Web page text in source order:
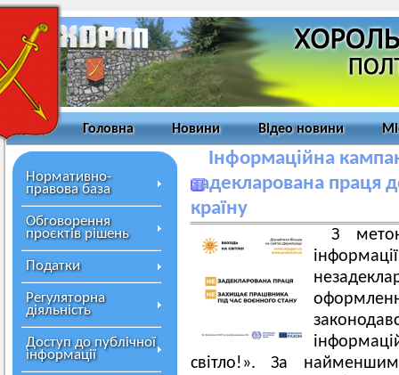
Головна Новини Відео новини
Нормативно-
правова база
Обговорення
проєктів рішень
Податки
Регуляторна
діяльність
Доступ до публічної
інформації
Інформаційна
задекларована праця
країну
З
світло!». За